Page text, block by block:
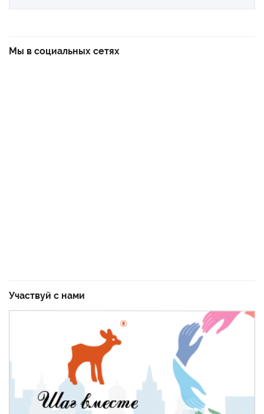
Мы в социальных сетях
Участвуй с нами